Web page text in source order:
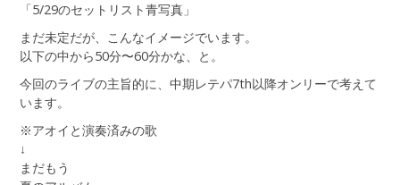
「5/29のセットリスト青写真」
まだ未定だが、こんなイメージでいます。
以下の中から50分〜60分かな、と。
今回のライブの主旨的に、中期レテパ7th以降オンリーで考えて
います。
※アオイと演奏済みの歌
↓
まだもう